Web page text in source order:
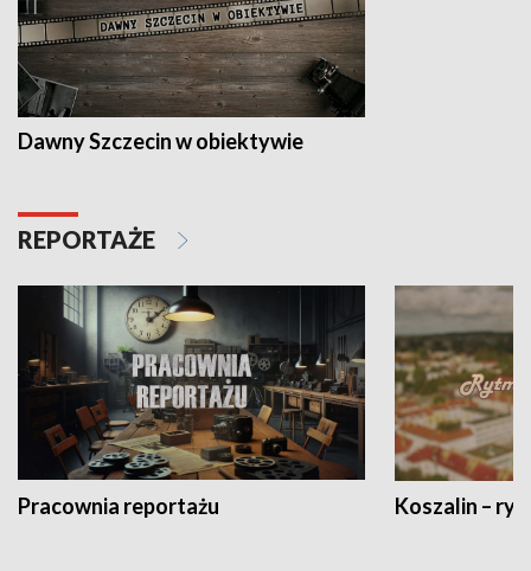
Dawny Szczecin w obiektywie
REPORTAŻE
Pracownia reportażu Koszalin –